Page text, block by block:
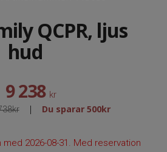
QCPR, ljus
hud
9 238 kr
| Du sparar 500kr
med 2026-08-31. Med reservation